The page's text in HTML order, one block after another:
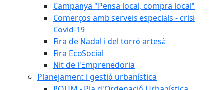
Campanya "Pensa local, compra local"
Comerços amb serveis especials - crisi
Covid-19
Fira de Nadal i del torró artesà
Fira EcoSocial
Nit de l'Emprenedoria
Planejament i gestió urbanística